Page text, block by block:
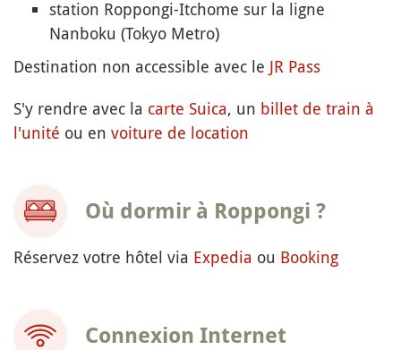
station Roppongi-Itchome sur la ligne
Nanboku (Tokyo Metro)
Destination non accessible avec le JR Pass
S'y rendre avec la carte Suica, un billet de train à
l'unité ou en voiture de location
Où dormir à Roppongi ?
Réservez votre hôtel via Expedia ou Booking
Connexion Internet